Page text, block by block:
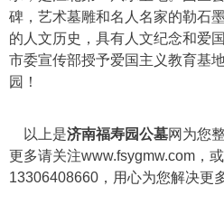
碑，艺术墓雕和名人名家的勒石
的人文历史，具有人文纪念和爱
市委宣传部授予爱国主义教育基
园！
以上是济南福寿园公墓网为您
更多请关注www.fsygmw.com，
13306408660，用心为您解决更